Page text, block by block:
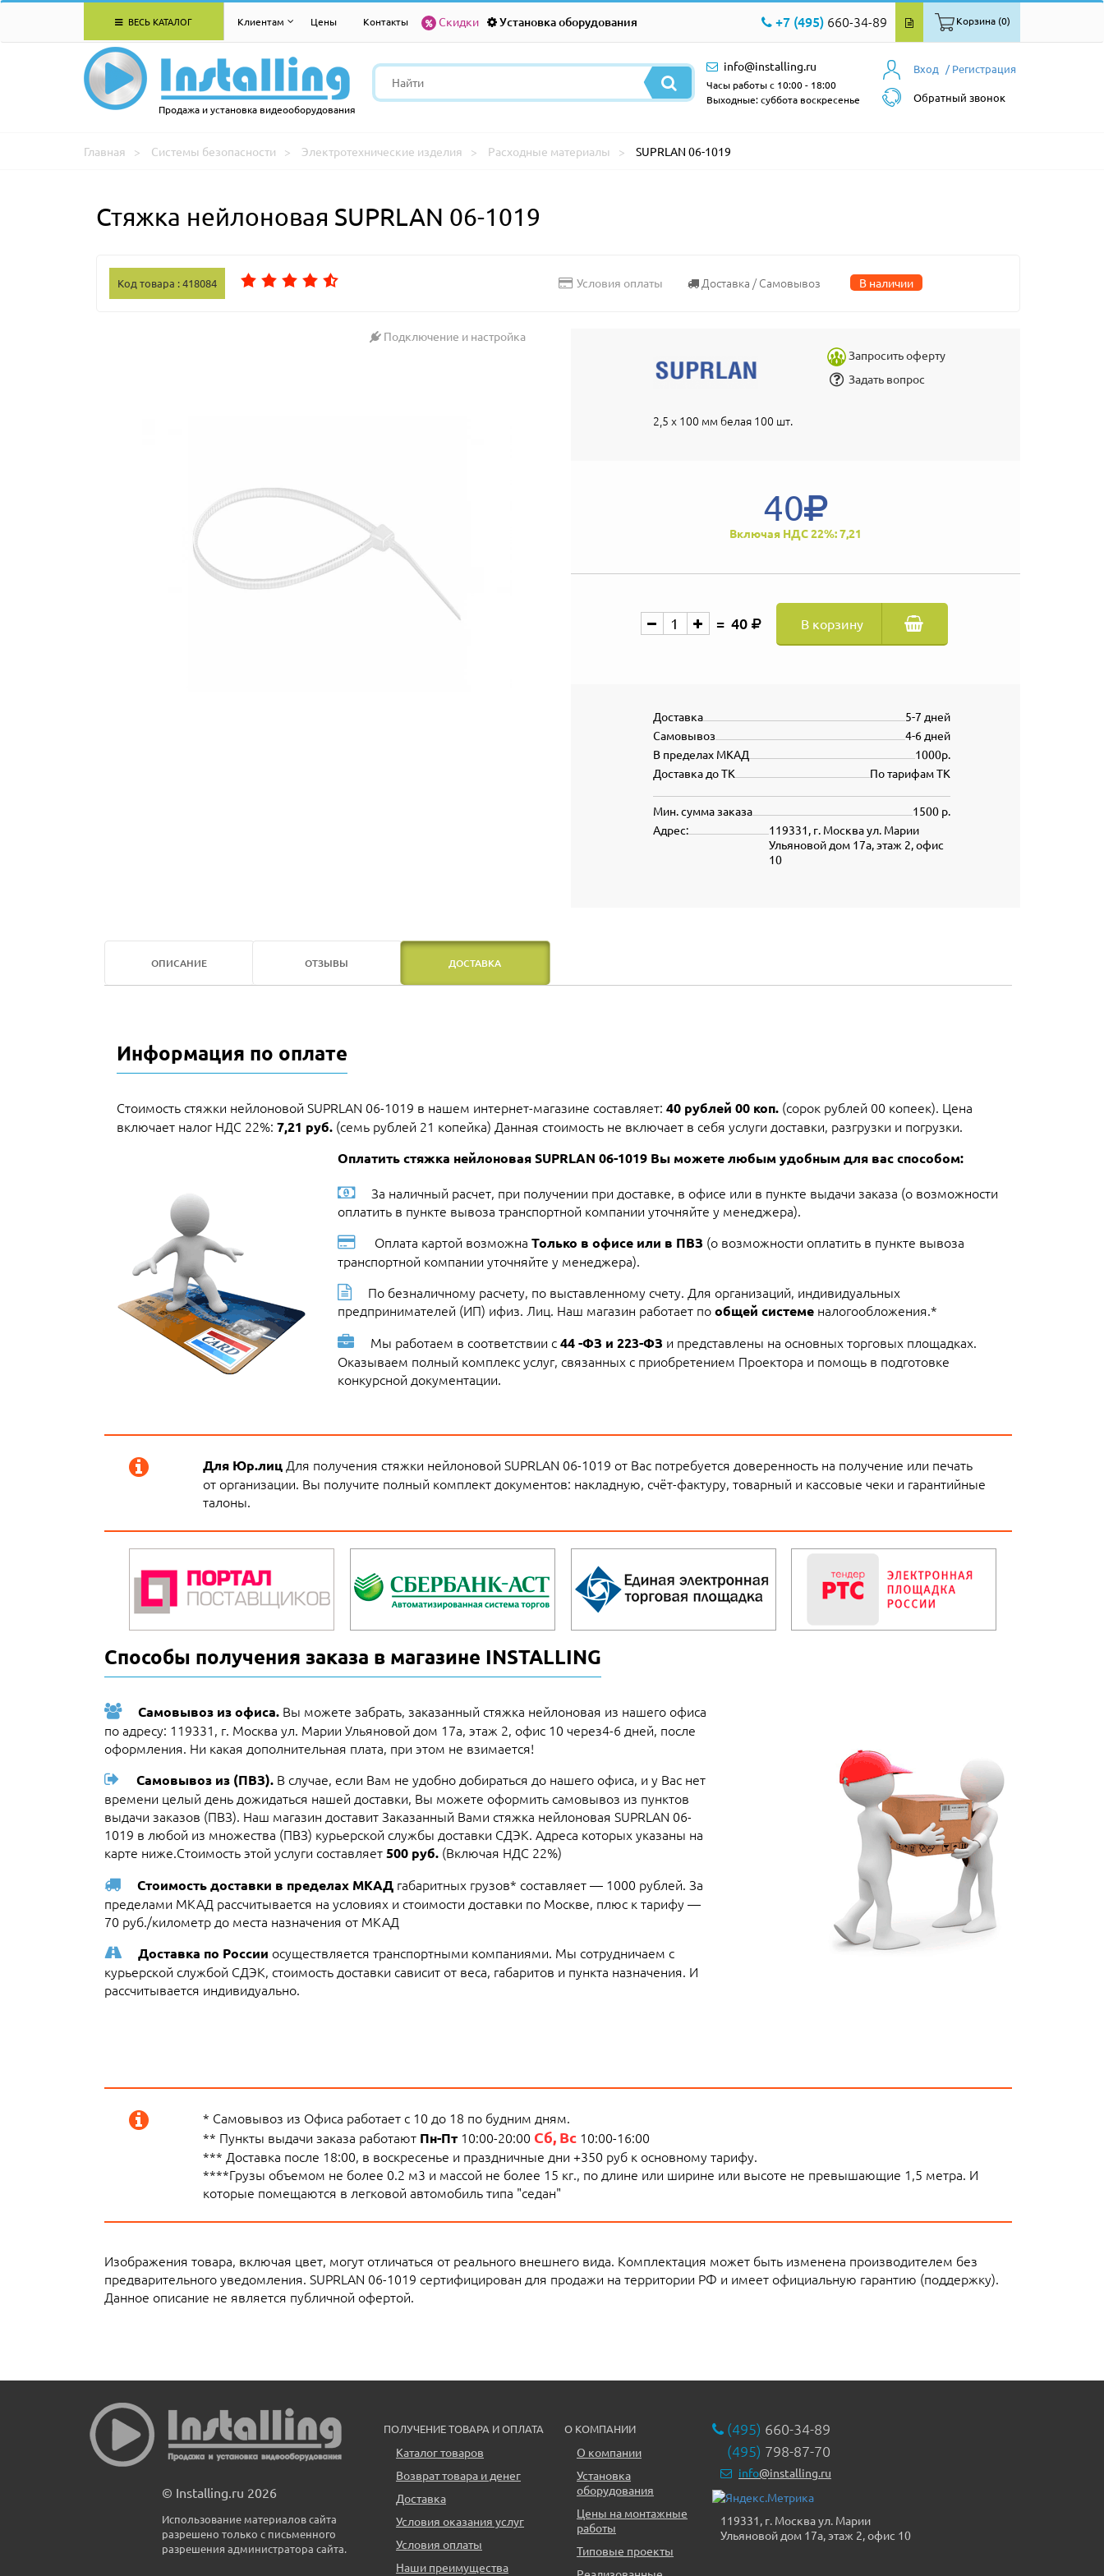
ВЕСЬ КАТАЛОГ Клиентам Цены Контакты Скидки Установка оборудования +7 (495) 660-34-89 Корзина (0)
Продажа и установка видеооборудования
Вход / Регистрация
Обратный звонок
info@installing.ru
Часы работы с 10:00 - 18:00
Выходные: суббота воскресенье
Главная Системы безопасности Электротехнические изделия Расходные материалы SUPRLAN 06-1019
Стяжка нейлоновая SUPRLAN 06-1019
Код товара : 418084 Условия оплаты Доставка / Самовывоз В наличии
Подключение и настройка
Запросить оферту
Задать вопрос
2,5 х 100 мм белая 100 шт.
40
Включая НДС 22%: 7,21
40 В корзину
5-7 дней
Доставка
4-6 дней
Самовывоз
1000р.
В пределах МКАД
По тарифам ТК
Доставка до ТК
1500 р.
Мин. сумма заказа
119331, г. Москва ул. Марии
Ульяновой дом 17а, этаж 2, офис
10
Адрес:
ОПИСАНИЕ ОТЗЫВЫ ДОСТАВКА
Информация по оплате
Стоимость стяжки нейлоновой SUPRLAN 06-1019 в нашем интернет-магазине составляет: 40 рублей 00 коп. (сорок рублей 00 копеек). Цена
включает налог НДС 22%: 7,21 руб. (семь рублей 21 копейка) Данная стоимость не включает в себя услуги доставки, разгрузки и погрузки.
Оплатить стяжка нейлоновая SUPRLAN 06-1019 Вы можете любым удобным для вас способом:
За наличный расчет, при получении при доставке, в офисе или в пункте выдачи заказа (о возможности
оплатить в пункте вывоза транспортной компании уточняйте у менеджера).
Оплата картой возможна Только в офисе или в ПВЗ (о возможности оплатить в пункте вывоза
транспортной компании уточняйте у менеджера).
По безналичному расчету, по выставленному счету. Для организаций, индивидуальных
предпринимателей (ИП) ифиз. Лиц. Наш магазин работает пообщей системеналогообложения.*
Мы работаем в соответствии с44 -ФЗ и 223-ФЗ и представлены на основных торговых площадках.
Оказываем полный комплекс услуг, связанных с приобретением Проектора и помощь в подготовке
конкурсной документации.
Для Юр.лицДля получения стяжки нейлоновой SUPRLAN 06-1019 от Вас потребуется доверенность на получение или печать
от организации. Вы получите полный комплект документов: накладную, счёт-фактуру, товарный и кассовые чеки и гарантийные
талоны.
Способы получения заказа в магазине INSTALLING
Самовывоз из офиса. Вы можете забрать, заказанный стяжка нейлоновая из нашего офиса
по адресу: 119331, г. Москва ул. Марии Ульяновой дом 17а, этаж 2, офис 10 через4-6 дней, после
оформления. Ни какая дополнительная плата, при этом не взимается!
Самовывоз из (ПВЗ). В случае, если Вам не удобно добираться до нашего офиса, и у Вас нет
времени целый день дожидаться нашей доставки, Вы можете оформить самовывоз из пунктов
выдачи заказов (ПВЗ). Наш магазин доставит Заказанный Вами стяжка нейлоновая SUPRLAN 06-
1019 в любой из множества (ПВЗ) курьерской службы доставки СДЭК. Адреса которых указаны на
карте ниже.Стоимость этой услуги составляет500 руб. (Включая НДС 22%)
Стоимость доставки в пределах МКАД габаритных грузов* составляет — 1000 рублей. За
пределами МКАД рассчитывается на условиях и стоимости доставки по Москве, плюс к тарифу —
70 руб./километр до места назначения от МКАД
Доставка по России осуществляется транспортными компаниями. Мы сотрудничаем с
курьерской службой СДЭК, стоимость доставки сависит от веса, габаритов и пункта назначения. И
рассчитывается индивидуально.
* Самовывоз из Офиса работает с 10 до 18 по будним дням.
** Пункты выдачи заказа работают Пн-Пт10:00-20:00 Сб, Вс10:00-16:00
*** Доставка после 18:00, в воскресенье и праздничные дни +350 руб к основному тарифу.
****Грузы объемом не более 0.2 м3 и массой не более 15 кг., по длине или ширине или высоте не превышающие 1,5 метра. И
которые помещаются в легковой автомобиль типа "седан"
Изображения товара, включая цвет, могут отличаться от реального внешнего вида. Комплектация может быть изменена производителем без
предварительного уведомления. SUPRLAN 06-1019 сертифицирован для продажи на территории РФ и имеет официальную гарантию (поддержку).
Данное описание не является публичной офертой.
© Installing.ru 2026
Использование материалов сайта
разрешено только с письменного
разрешения администратора сайта.
ПОЛУЧЕНИЕ ТОВАРА И ОПЛАТА
Каталог товаров
Возврат товара и денег
Доставка
Условия оказания услуг
Условия оплаты
Наши преимущества
О КОМПАНИИ
О компании
Установка
оборудования
Цены на монтажные
работы
Типовые проекты
(495) 660-34-89
(495) 798-87-70
info@installing.ru
119331, г. Москва ул. Марии
Ульяновой дом 17а, этаж 2, офис 10